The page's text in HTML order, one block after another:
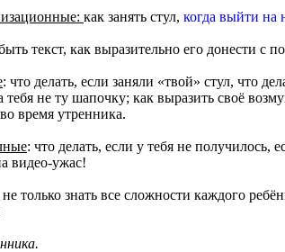
как занять стул, когда выйти на
текст, как выразительно его донести
: что делать, если заняли «твой» стул, что
тебя не ту шапочку; как выразить своё
время утренника.
: что делать, если у тебя не получилось,
видео-ужас!
только знать все сложности каждого